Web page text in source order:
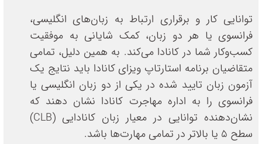
توانایی کار و برقراری ارتباط به زبان‌های انگلیسی،
فرانسوی یا هر دو زبان، کمک شایانی به موفقیت
کسب‌وکار شما در کانادا می‌کند. به همین دلیل، تمامی
متقاضیان برنامه استارتاپ ویزای کانادا باید نتایج یک
آزمون زبان تایید شده در یکی از دو زبان انگلیسی یا
فرانسوی را به اداره مهاجرت کانادا نشان دهند که
نشان‌دهنده توانایی در معیار زبان کانادایی (CLB)
سطح 5 یا بالاتر در تمامی مهارت‌ها باشد.